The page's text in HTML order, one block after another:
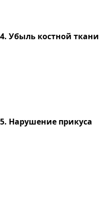
4. Убыль костной ткани
5. Нарушение прикуса